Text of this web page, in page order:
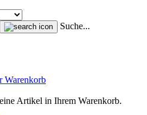
Suche...
Warenkorb
Artikel in Ihrem Warenkorb.